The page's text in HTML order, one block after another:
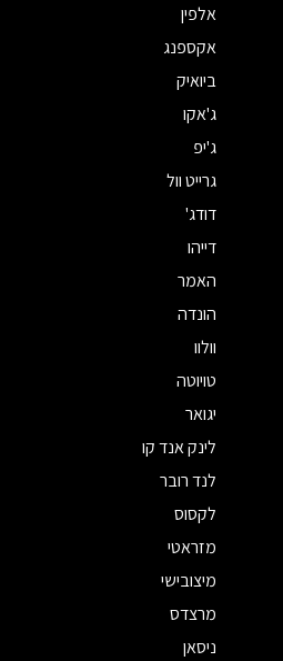
אלפין
אקספנג
ביואיק
ג'אקו
ג'יפ
גרייט וול
דודג'
דייהו
האמר
הונדה
וולוו
טויוטה
יגואר
לינק אנד קו
לנד רובר
לקסוס
מזראטי
מיצובישי
מרצדס
ניסאן